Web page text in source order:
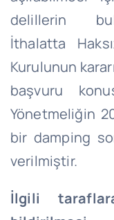
delillerin
İthalatta
Kurulunun
başvuru
Yönetmeliğin
bir damping
verilmiştir.
İlgili